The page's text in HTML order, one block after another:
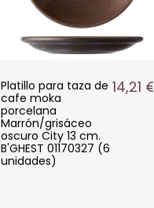
Platillo para taza de
cafe moka
porcelana
Marrón/grisáceo
oscuro City 13 cm.
B'GHEST 01170327 (6
unidades)
14,21 €